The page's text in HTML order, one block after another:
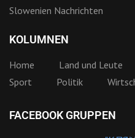
Slowenien Nachrichten
KOLUMNEN
Home Land und Leute
Sport
Politik
FACEBOOK GRUPPEN